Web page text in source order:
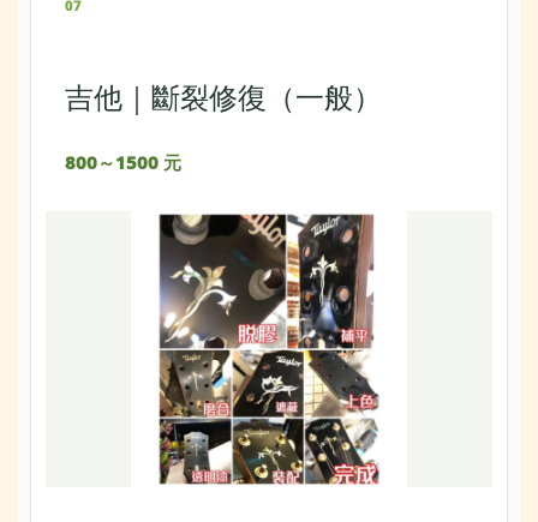
07
吉他｜斷裂修復（一般）
800～1500 元